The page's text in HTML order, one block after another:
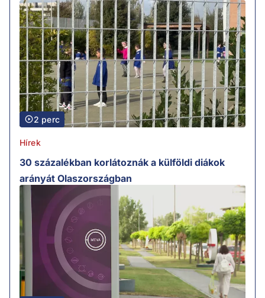
2 perc
Hírek
30 százalékban korlátoznák a külföldi diákok
arányát Olaszországban